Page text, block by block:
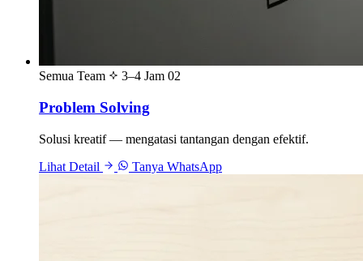
Semua Team 3–4 Jam 02
Problem Solving
Solusi kreatif — mengatasi tantangan dengan efektif.
Lihat Detail
Tanya WhatsApp